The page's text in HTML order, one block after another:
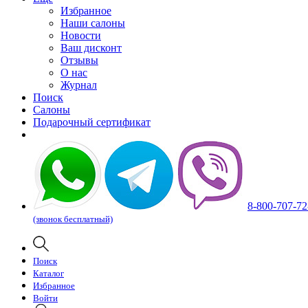
Избранное
Наши салоны
Новости
Ваш дисконт
Отзывы
О нас
Журнал
Поиск
Салоны
Подарочный сертификат
8-800-707-
(звонок бесплатный)
Поиск
Каталог
Избранное
Войти